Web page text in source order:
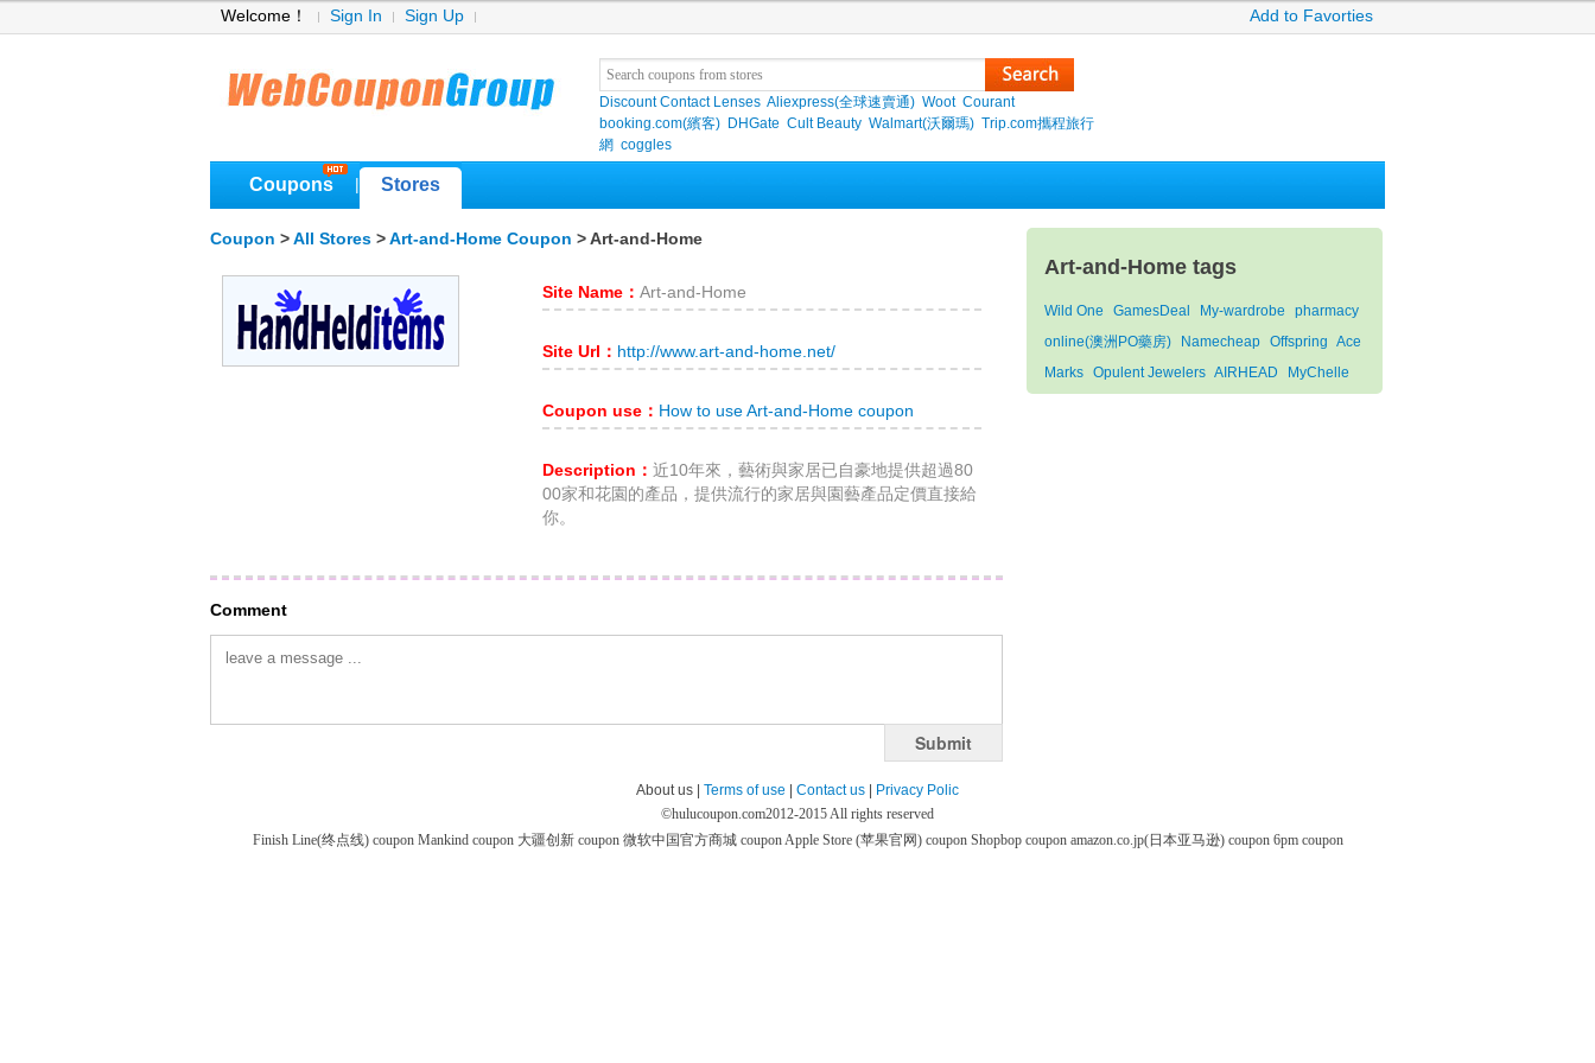
Welcome！ Sign In Sign Up Add to Favorties
Discount Contact Lenses Aliexpress(全球速賣通) Woot Courant
booking.com(繽客) DHGate Cult Beauty Walmart(沃爾瑪) Trip.com攜程旅行
網 coggles
Coupons Stores
Coupon > All Stores > Art-and-Home Coupon > Art-and-Home
Site Name： Art-and-Home
Site Url： http://www.art-and-home.net/
Coupon use： How to use Art-and-Home coupon
Description： 近10年來，藝術與家居已自豪地提供超過80
00家和花園的產品，提供流行的家居與園藝產品定價直接給
你。
Comment
Submit
Art-and-Home tags
Wild One GamesDeal My-wardrobe
pharmacy
online(澳洲PO藥房)
Namecheap Offspring Ace
Marks Opulent Jewelers AIRHEAD MyChelle
About us | Terms of use Contact us
Privacy Polic
©hulucoupon.com2012-2015 All rights reserved
Finish Line(终点线) coupon Mankind coupon 大疆创新 coupon 微软中国官方商城 couponApple Store (苹果官网) coupon Shopbop coupon amazon.co.jp(日本亚马逊) coupon 6pm coupon